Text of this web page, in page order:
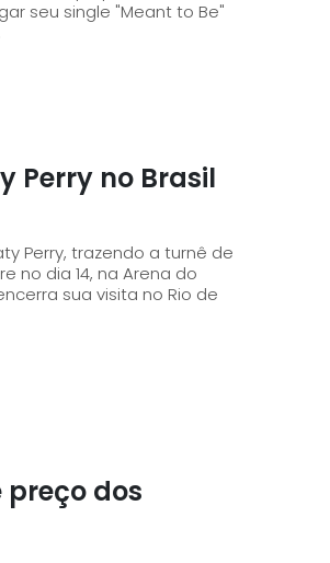
Perry no Brasil
Perry, trazendo a turnê de
sua visita no Rio de
preço dos